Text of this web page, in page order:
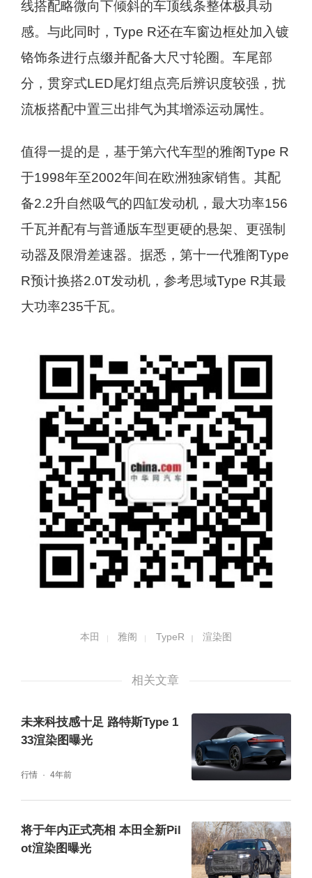
线搭配略微向下倾斜的车顶线条整体极具动
感。与此同时，Type R还在车窗边框处加入镀
铬饰条进行点缀并配备大尺寸轮圈。车尾部
分，贯穿式LED尾灯组点亮后辨识度较强，扰
流板搭配中置三出排气为其增添运动属性。
值得一提的是，基于第六代车型的雅阁Type R
于1998年至2002年间在欧洲独家销售。其配
备2.2升自然吸气的四缸发动机，最大功率156
千瓦并配有与普通版车型更硬的悬架、更强制
动器及限滑差速器。据悉，第十一代雅阁Type
R预计换搭2.0T发动机，参考思域Type R其最
大功率235千瓦。
本田 雅阁 TypeR 渲染图
相关文章
未来科技感十足 路特斯Type 1
33渲染图曝光
行情 4年前
将于年内正式亮相 本田全新Pil
ot渲染图曝光